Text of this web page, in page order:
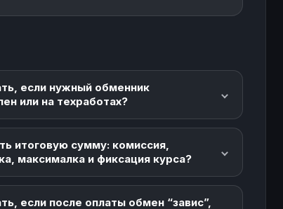
если нужный обменник
или на техработах?
итоговую сумму: комиссия,
максималка и фиксация курса?
если после оплаты обмен “завис”,